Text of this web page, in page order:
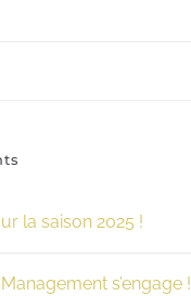
la saison 2025 !
s’engage !